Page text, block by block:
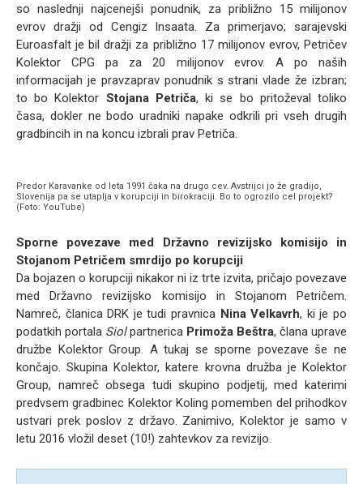
so naslednji najcenejši ponudnik, za približno 15 milijonov
evrov dražji od Cengiz Insaata. Za primerjavo; sarajevski
Euroasfalt je bil dražji za približno 17 milijonov evrov, Petričev
Kolektor CPG pa za 20 milijonov evrov. A po naših
informacijah je pravzaprav ponudnik s strani vlade že izbran;
to bo Kolektor Stojana Petriča, ki se bo pritoževal toliko
časa, dokler ne bodo uradniki napake odkrili pri vseh drugih
gradbincih in na koncu izbrali prav Petriča.
Predor Karavanke od leta 1991 čaka na drugo cev. Avstrijci jo že gradijo,
Slovenija pa se utaplja v korupciji in birokraciji. Bo to ogrozilo cel projekt?
(Foto: YouTube)
Sporne povezave med Državno revizijsko komisijo in
Stojanom Petričem smrdijo po korupciji
Da bojazen o korupciji nikakor ni iz trte izvita, pričajo povezave
med Državno revizijsko komisijo in Stojanom Petričem.
Namreč, članica DRK je tudi pravnica Nina Velkavrh, ki je po
podatkih portala Siolpartnerica Primoža Beštra, člana uprave
družbe Kolektor Group. A tukaj se sporne povezave še ne
končajo. Skupina Kolektor, katere krovna družba je Kolektor
Group, namreč obsega tudi skupino podjetij, med katerimi
predvsem gradbinec Kolektor Koling pomemben del prihodkov
ustvari prek poslov z državo. Zanimivo, Kolektor je samo v
letu 2016 vložil deset (10!) zahtevkov za revizijo.